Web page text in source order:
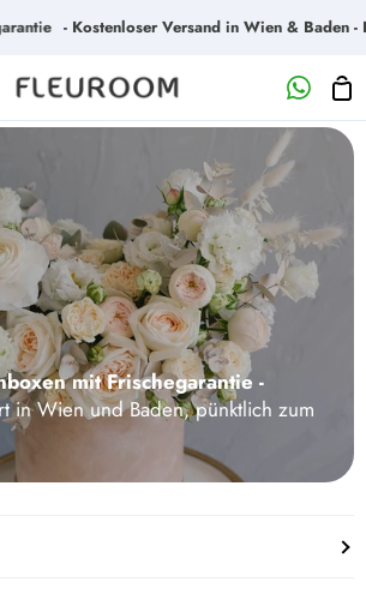
- Kostenloser Versand in Wien & Baden -
mit Frischegarantie-
in Wien und Baden, pünktlich zum